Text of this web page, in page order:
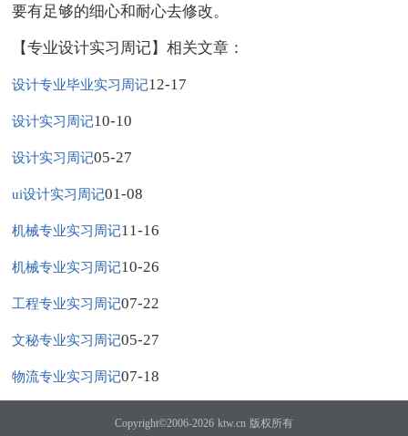
要有足够的细心和耐心去修改。
【专业设计实习周记】相关文章：
设计专业毕业实习周记12-17
设计实习周记10-10
设计实习周记05-27
ui设计实习周记01-08
机械专业实习周记11-16
机械专业实习周记10-26
工程专业实习周记07-22
文秘专业实习周记05-27
物流专业实习周记07-18
Copyright©2006-2026 ktw.cn 版权所有